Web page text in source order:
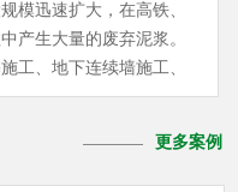
复杂。作为建筑垃圾的一
类别，目前其收运和处理
部通过市场化方式解决，
无专项统计数据，存在各种
模迅速扩大，在高铁、
产生大量的废弃泥浆。
工、地下连续墙施工、
钻及泥水顶管等施工产
大、存储难、含水率较
点。目前普遍采用的处
更多案例